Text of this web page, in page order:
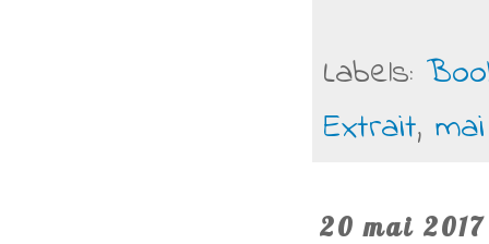
Labels:
Extrait,
20 mai 2017